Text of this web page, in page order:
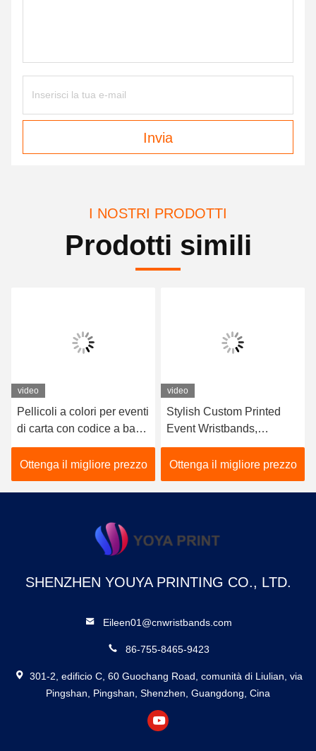
Invia
I NOSTRI PRODOTTI
Prodotti simili
video
Pellicoli a colori per eventi
di carta con codice a barre
resistenti al calore con
materiale Tyvek
Ottenga il migliore prezzo
video
Stylish Custom Printed
Event Wristbands,
Wristbands impermeabili
DuPont Tyvek
Ottenga il migliore prezzo
SHENZHEN YOUYA PRINTING CO., LTD.
Eileen01@cnwristbands.com
86-755-8465-9423
301-2, edificio C, 60 Guochang Road, comunità di Liulian, via
Pingshan, Pingshan, Shenzhen, Guangdong, Cina